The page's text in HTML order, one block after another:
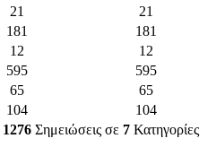
21
21
181
181
12
12
595
595
65
65
104
104
1276 Σημειώσεις σε 7 Κατηγορίες